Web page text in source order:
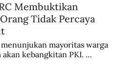
Membuktikan
Tidak Percaya
menunjukan mayoritas warga
kebangkitan PKI.